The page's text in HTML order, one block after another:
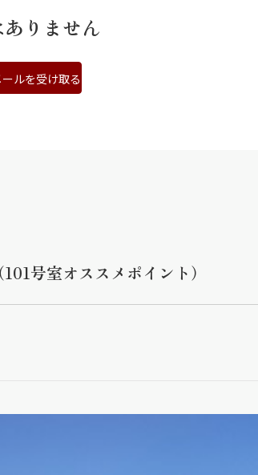
りません
ルを受け取る
号室オススメポイント）